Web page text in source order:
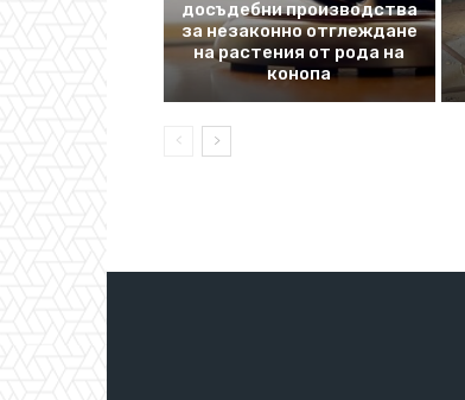
досъдебни производства
за незаконно отглеждане
на растения от рода на
конопа